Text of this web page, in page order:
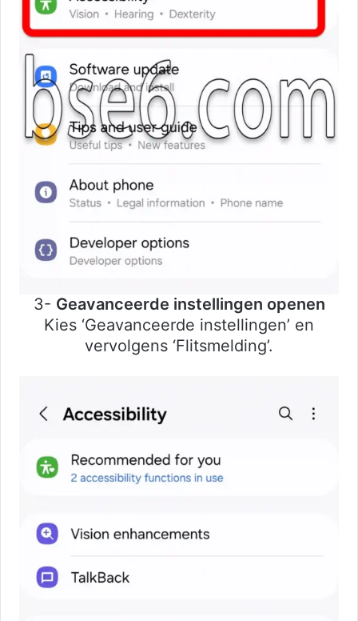
3- Geavanceerde instellingen openen
Kies ‘Geavanceerde instellingen’ en
vervolgens ‘Flitsmelding’.